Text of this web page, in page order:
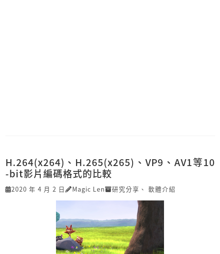
H.264(x264)、H.265(x265)、VP9、AV1等10
-bit影片編碼格式的比較
2020 年 4 月 2 日 Magic Len 研究分享 、 軟體介紹